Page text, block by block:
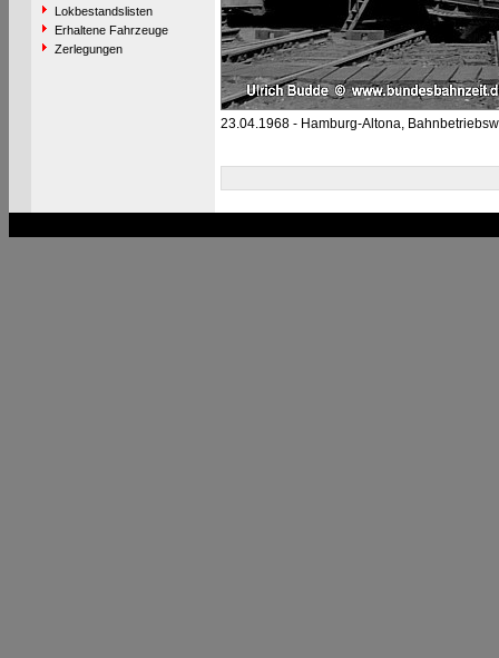
Lokbestandslisten
Erhaltene Fahrzeuge
Zerlegungen
23.04.1968 - Hamburg-Altona,